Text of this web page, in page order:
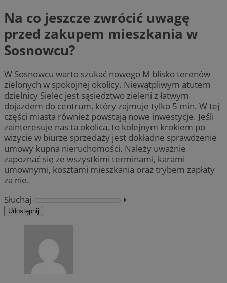
Na co jeszcze zwrócić uwagę
przed zakupem mieszkania w
Sosnowcu?
W Sosnowcu warto szukać nowego M blisko terenów
zielonych w spokojnej okolicy. Niewątpliwym atutem
dzielnicy Sielec jest sąsiedztwo zieleni z łatwym
dojazdem do centrum, który zajmuje tylko 5 min. W tej
części miasta również powstają nowe inwestycje. Jeśli
zainteresuje nas ta okolica, to kolejnym krokiem po
wizycie w biurze sprzedaży jest dokładne sprawdzenie
umowy kupna nieruchomości. Należy uważnie
zapoznać się ze wszystkimi terminami, karami
umownymi, kosztami mieszkania oraz trybem zapłaty
za nie.
Słuchaj
⏵︎
Udostępnij